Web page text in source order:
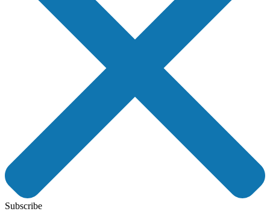
Subscribe